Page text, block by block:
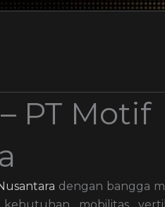
PT Motif
dengan bangga